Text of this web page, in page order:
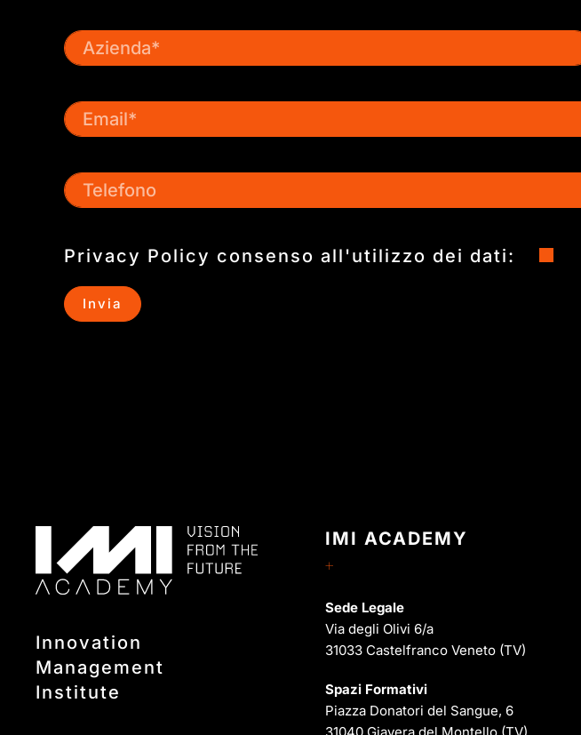
Privacy Policy consenso all'utilizzo dei dati:
Innovation
Management
Institute
IMI ACADEMY
Sede Legale
Via degli Olivi 6/a
31033 Castelfranco Veneto (TV)
Spazi Formativi
Piazza Donatori del Sangue, 6